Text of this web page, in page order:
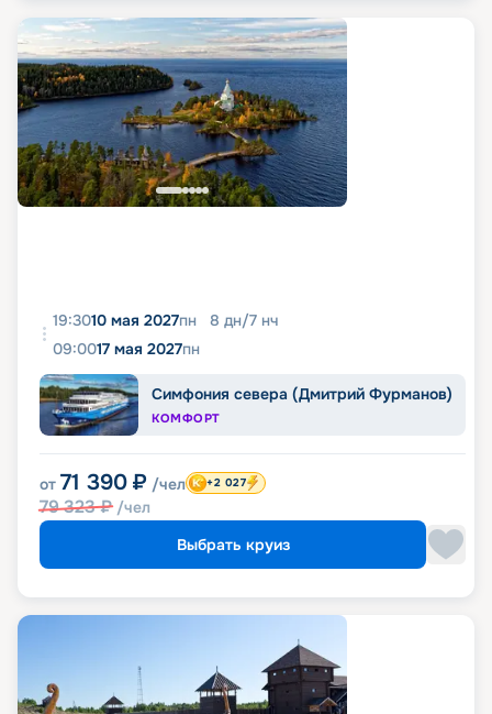
19:3010 мая 2027пн 8 дн/7 нч
09:0017 мая 2027пн
Симфония севера (Дмитрий Фурманов)
КОМФОРТ
от 71 390 ₽ /чел
79 323₽ /чел
+2 027
Выбрать круиз